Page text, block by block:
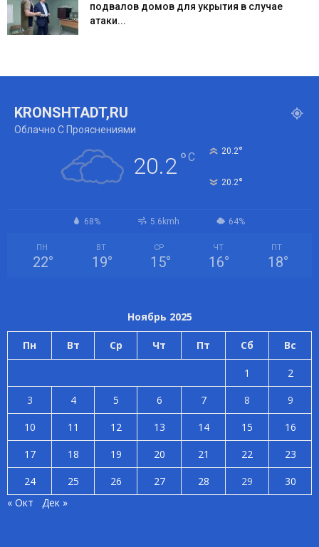
подвалов домов для укрытия в случае
атаки...
KRONSHTADT,RU
Облачно С Прояснениями
20.2°C 20.2°
20.2°
68% 5.6kmh 64%
ПН
22°
ВТ
19°
СР
15°
ЧТ
16°
ПТ
18°
Ноябрь 2025
Пн Вт Ср Чт Пт Сб Вс
1
2
3
4 5 6 7 8
9
10
11 12 13 14 15
16
17
18 19 20 21 22
23
24
25 26 27 28 29
30
« Окт
Дек »